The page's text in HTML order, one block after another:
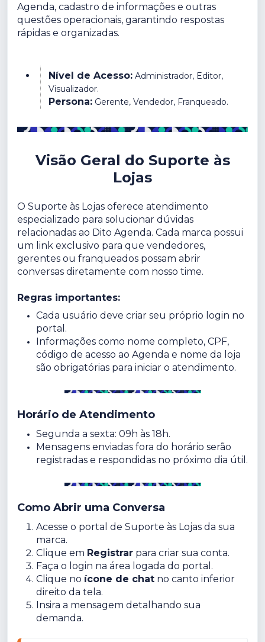
Agenda, cadastro de informações e outras
questões operacionais, garantindo respostas
rápidas e organizadas.
Nível de Acesso: Administrador, Editor,
Visualizador.
Persona: Gerente, Vendedor, Franqueado.
Visão Geral do Suporte às
Lojas
O Suporte às Lojas oferece atendimento
especializado para solucionar dúvidas
relacionadas ao Dito Agenda. Cada marca possui
um link exclusivo para que vendedores,
gerentes ou franqueados possam abrir
conversas diretamente com nosso time.
Regras importantes:
Cada usuário deve criar seu próprio login no
portal.
Informações como nome completo, CPF,
código de acesso ao Agenda e nome da loja
são obrigatórias para iniciar o atendimento.
Horário de Atendimento
Segunda a sexta: 09h às 18h.
Mensagens enviadas fora do horário serão
registradas e respondidas no próximo dia útil.
Como Abrir uma Conversa
Acesse o portal de Suporte às Lojas da sua
marca.
Clique em Registrar para criar sua conta.
Faça o login na área logada do portal.
Clique no ícone de chat no canto inferior
direito da tela.
Insira a mensagem detalhando sua
demanda.